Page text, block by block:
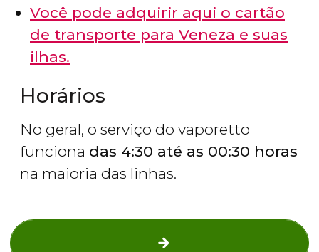
Você pode adquirir aqui o cartão
de transporte para Veneza e suas
ilhas.
Horários
No geral, o serviço do vaporetto
funciona das 4:30 até as 00:30 horas
na maioria das linhas.